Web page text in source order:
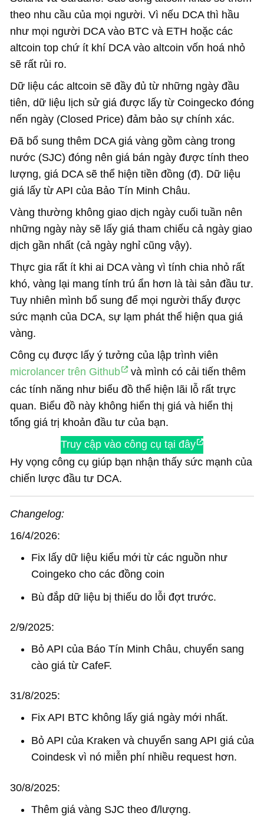
theo nhu cầu của mọi người. Vì nếu DCA thì hầu
như mọi người DCA vào BTC và ETH hoặc các
altcoin top chứ ít khí DCA vào altcoin vốn hoá nhỏ
sẽ rất rủi ro.
Dữ liệu các altcoin sẽ đầy đủ từ những ngày đầu
tiên, dữ liệu lịch sử giá được lấy từ Coingecko đóng
nến ngày (Closed Price) đảm bảo sự chính xác.
Đã bổ sung thêm DCA giá vàng gồm càng trong
nước (SJC) đóng nên giá bán ngày được tính theo
lượng, giá DCA sẽ thể hiện tiền đồng (đ). Dữ liệu
giá lấy từ API của Bảo Tín Minh Châu.
Vàng thường không giao dịch ngày cuối tuần nên
những ngày này sẽ lấy giá tham chiếu cả ngày giao
dịch gần nhất (cả ngày nghỉ cũng vậy).
Thực gia rất ít khi ai DCA vàng vì tính chia nhỏ rất
khó, vàng lại mang tính trú ẩn hơn là tài sản đầu tư.
Tuy nhiên mình bổ sung để mọi người thấy được
sức mạnh của DCA, sự lạm phát thể hiện qua giá
vàng.
Công cụ được lấy ý tưởng của lập trình viên
microlancer trên Github
và mình có cải tiến thêm
các tính năng như biểu đồ thể hiện lãi lỗ rất trực
quan. Biểu đồ này không hiển thị giá và hiển thị
tổng giá trị khoản đầu tư của bạn.
Truy cập vào công cụ tại đây
Hy vọng công cụ giúp bạn nhận thấy sức mạnh của
chiến lược đầu tư DCA.
Changelog:
16/4/2026:
Fix lấy dữ liệu kiểu mới từ các nguồn như
Coingeko cho các đồng coin
Bù đắp dữ liệu bị thiếu do lỗi đợt trước.
2/9/2025:
Bỏ API của Báo Tín Minh Châu, chuyển sang
cào giá từ CafeF.
31/8/2025:
Fix API BTC không lấy giá ngày mới nhất.
Bỏ API của Kraken và chuyển sang API giá của
Coindesk vì nó miễn phí nhiều request hơn.
30/8/2025:
Thêm giá vàng SJC theo đ/lượng.